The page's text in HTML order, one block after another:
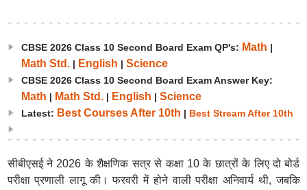
CBSE 2026 Class 10 Second Board Exam QP's: Math |
Math Std.| English | Science
CBSE 2026 Class 10 Second Board Exam Answer Key:
Math | Math Std.| English | Science
Latest: Best Courses After 10th | Best Stream After 10th
सीबीएसई ने 2026 के शैक्षणिक सत्र से कक्षा 10 के छात्रों के लिए दो बोर्ड
परीक्षा प्रणाली लागू की। फरवरी में होने वाली परीक्षा अनिवार्य थी, जबकि